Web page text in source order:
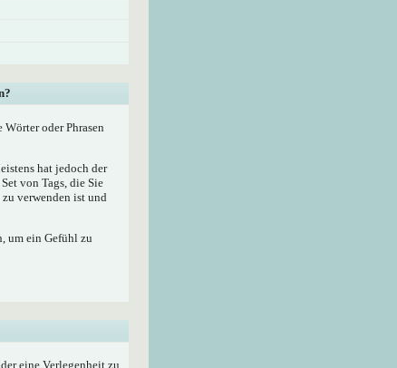
oder Phrasen
hat jedoch der
von Tags, die Sie
verwenden ist und
um ein Gefühl zu
eine Verlegenheit zu